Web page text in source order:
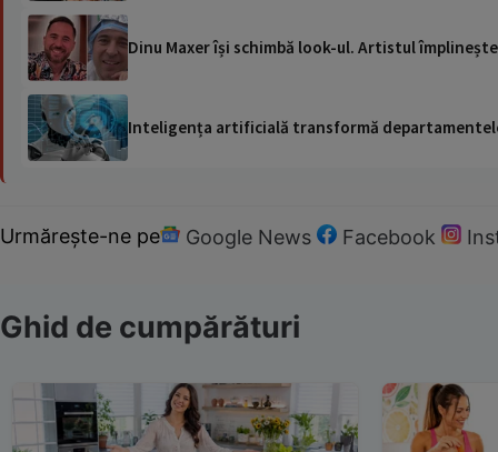
Dinu Maxer își schimbă look-ul. Artistul
Inteligența artificială transformă
Urmărește-ne pe Google News Facebook
Ghid de cumpărături